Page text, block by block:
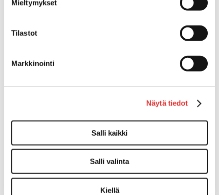
Mieltymykset
Tilastot
Markkinointi
Näytä tiedot
Salli kaikki
Salli valinta
Kiellä
Kuljetusramppien tarvikkeet
Knaapit
Venerenkaat ja silmukkapultit/-
ruuvit
Vetourat
Kansiruuvikkeet